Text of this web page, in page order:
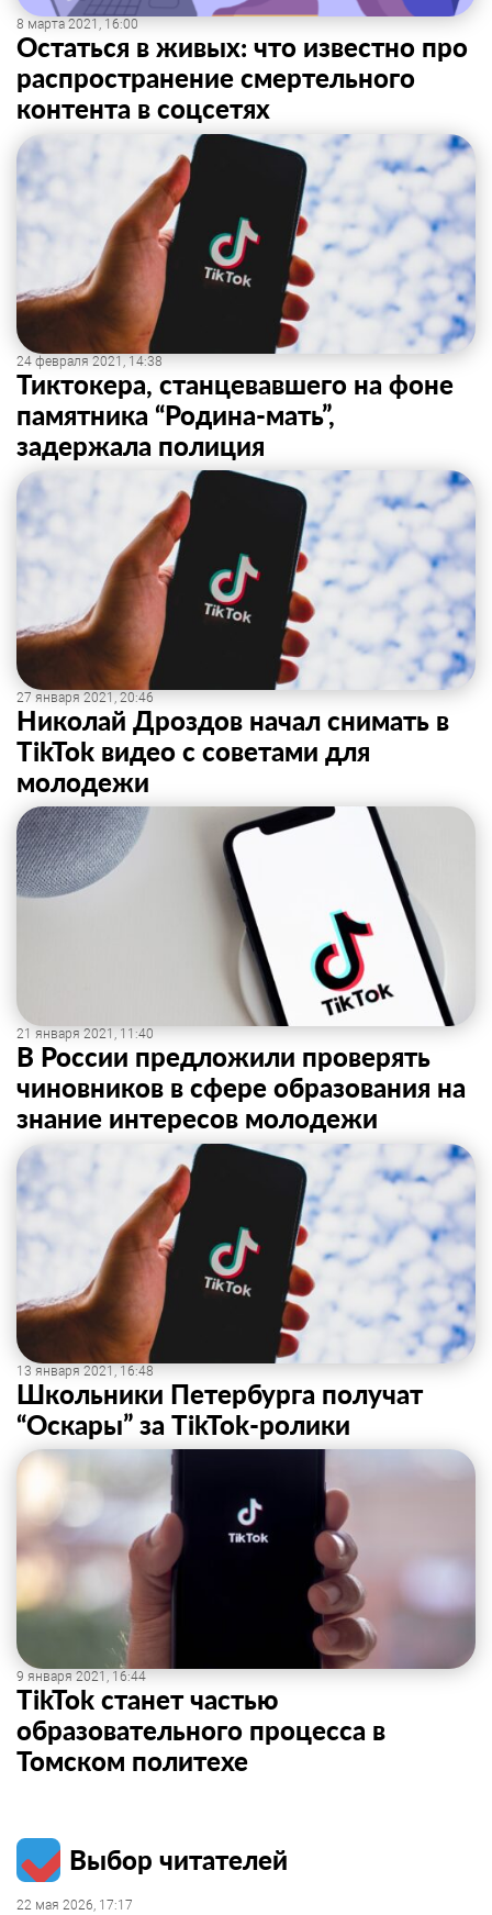
8 марта 2021, 16:00
Остаться в живых: что известно про
распространение смертельного
контента в соцсетях
24 февраля 2021, 14:38
Тиктокера, станцевавшего на фоне
памятника “Родина-мать”,
задержала полиция
27 января 2021, 20:46
Николай Дроздов начал снимать в
TikTok видео с советами для
молодежи
21 января 2021, 11:40
В России предложили проверять
чиновников в сфере образования на
знание интересов молодежи
13 января 2021, 16:48
Школьники Петербурга получат
“Оскары” за TikTok-ролики
9 января 2021, 16:44
TikTok станет частью
образовательного процесса в
Томском политехе
Выбор читателей
22 мая 2026, 17:17